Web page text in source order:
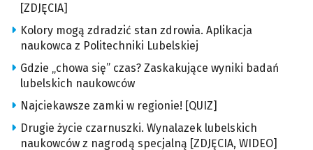
[ZDJĘCIA]
Kolory mogą zdradzić stan zdrowia. Aplikacja
naukowca z Politechniki Lubelskiej
Gdzie „chowa się” czas? Zaskakujące wyniki badań
lubelskich naukowców
Najciekawsze zamki w regionie! [QUIZ]
Drugie życie czarnuszki. Wynalazek lubelskich
naukowców z nagrodą specjalną [ZDJĘCIA, WIDEO]